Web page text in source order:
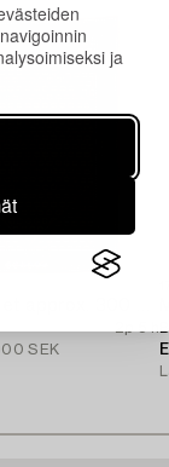
ja
SEK